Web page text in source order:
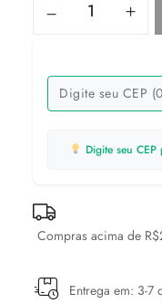
Digite seu
Compras acima de
Entrega em: 3-7